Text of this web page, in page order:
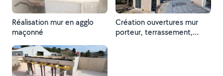
Réalisation mur en agglo
maçonné
Création ouvertures mur
porteur, terrassement,